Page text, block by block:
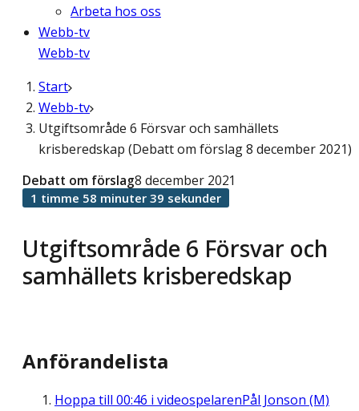
Arbeta hos oss
Webb-tv
Webb-tv
Start
Webb-tv
Utgiftsområde 6 Försvar och samhällets
krisberedskap (Debatt om förslag 8 december 2021)
Utgiftsområde 6 Försvar och
samhällets krisberedskap
Debatt om förslag8 december 2021
1 timme 58 minuter 39 sekunder
Anförandelista
Hoppa till 00:46 i videospelarenPål Jonson (M)